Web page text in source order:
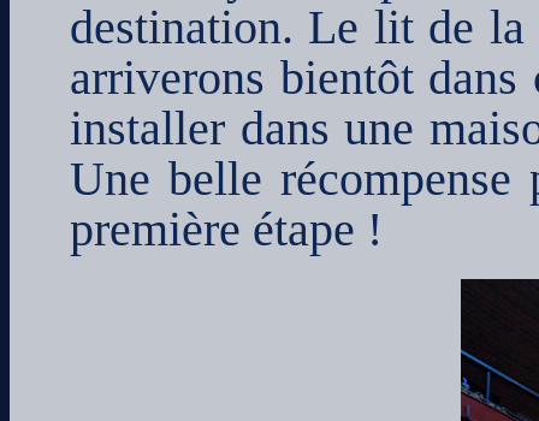
destination. Le lit de la
arriverons bientôt
installer dans une
Une belle
première étape !